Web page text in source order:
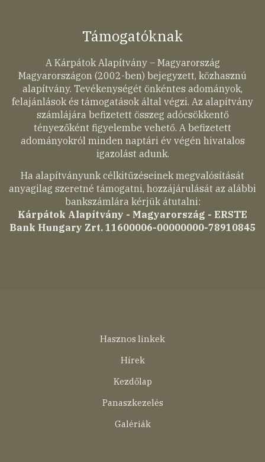
Támogatóknak
A Kárpátok Alapítvány – Magyarország
Magyarországon (2002-ben) bejegyzett, közhasznú
alapítvány. Tevékenységét önkéntes adományok,
felajánlások és támogatások által végzi. Az alapítvány
számlájára befizetett összeg adócsökkentő
tényezőként figyelembe vehető. A befizetett
adományokról minden naptári év végén hivatalos
igazolást adunk.
Ha alapítványunk célkitűzéseinek megvalósítását
anyagilag szeretné támogatni, hozzájárulását az alábbi
bankszámlára kérjük átutalni:
Kárpátok Alapítvány - Magyarország - ERSTE
Bank Hungary Zrt. 11600006-00000000-78910845
Hasznos linkek
Hírek
Kezdőlap
Panaszkezelés
Galériák